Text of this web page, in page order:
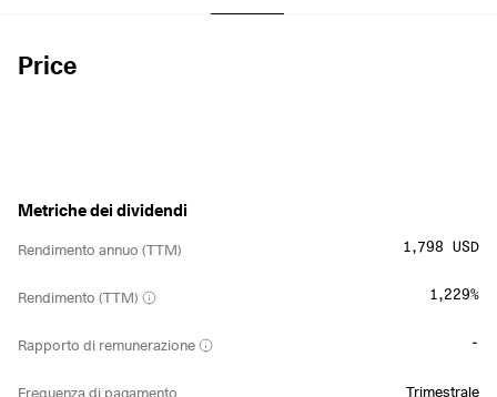
Price
Metriche dei dividendi
Rendimento annuo (TTM) 1,798 USD
Rendimento (TTM) 1,229%
Rapporto di remunerazione -
Frequenza di pagamento Trimestrale